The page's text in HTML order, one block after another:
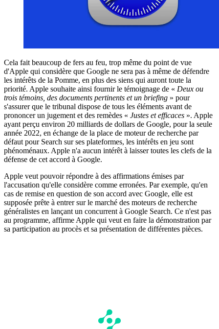
Cela fait beaucoup de fers au feu, trop même du point de vue
d'Apple qui considère que Google ne sera pas à même de défendre
les intérêts de la Pomme, en plus des siens qui auront toute la
priorité. Apple souhaite ainsi fournir le témoignage de « Deux ou
trois témoins, des documents pertinents et un briefing » pour
s'assurer que le tribunal dispose de tous les éléments avant de
prononcer un jugement et des remèdes « Justes et efficaces ». Apple
ayant perçu environ 20 milliards de dollars de Google, pour la seule
année 2022, en échange de la place de moteur de recherche par
défaut pour Search sur ses plateformes, les intérêts en jeu sont
phénoménaux. Apple n'a aucun intérêt à laisser toutes les clefs de la
défense de cet accord à Google.
Apple veut pouvoir répondre à des affirmations émises par
l'accusation qu'elle considère comme erronées. Par exemple, qu'en
cas de remise en question de son accord avec Google, elle est
supposée prête à entrer sur le marché des moteurs de recherche
généralistes en lançant un concurrent à Google Search. Ce n'est pas
au programme, affirme Apple qui veut en faire la démonstration par
sa participation au procès et sa présentation de différentes pièces.